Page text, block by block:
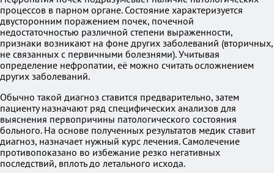
процессов в парном органе. Состояние характеризуется
двусторонним поражением почек, почечной
недостаточностью различной степени выраженности,
признаки возникают на фоне других заболеваний (вторичных,
не связанных с первичными болезнями). Учитывая
определение нефропатии, её можно считать осложнением
других заболеваний.
Обычно такой диагноз ставится предварительно, затем
пациенту назначают ряд специфических анализов для
выяснения первопричины патологического состояния
больного. На основе полученных результатов медик ставит
диагноз, назначает нужный курс лечения. Самолечение
противопоказано во избежание резко негативных
последствий, вплоть до летального исхода.